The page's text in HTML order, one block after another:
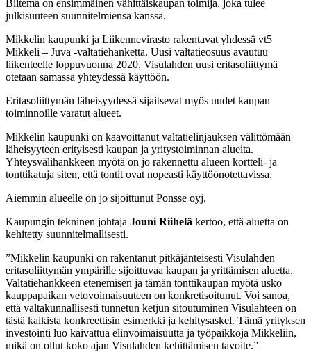
Biltema on ensimmäinen vähittäiskaupan toimija, joka tulee
julkisuuteen suunnitelmiensa kanssa.
Mikkelin kaupunki ja Liikennevirasto rakentavat yhdessä vt5
Mikkeli – Juva -valtatiehanketta. Uusi valtatieosuus avautuu
liikenteelle loppuvuonna 2020. Visulahden uusi eritasoliittymä
otetaan samassa yhteydessä käyttöön.
Eritasoliittymän läheisyydessä sijaitsevat myös uudet kaupan
toiminnoille varatut alueet.
Mikkelin kaupunki on kaavoittanut valtatielinjauksen välittömään
läheisyyteen erityisesti kaupan ja yritystoiminnan alueita.
Yhteysvälihankkeen myötä on jo rakennettu alueen kortteli- ja
tonttikatuja siten, että tontit ovat nopeasti käyttöönotettavissa.
Aiemmin alueelle on jo sijoittunut Ponsse oyj.
Kaupungin tekninen johtaja Jouni Riihelä kertoo, että aluetta on
kehitetty suunnitelmallisesti.
”Mikkelin kaupunki on rakentanut pitkäjänteisesti Visulahden
eritasoliittymän ympärille sijoittuvaa kaupan ja yrittämisen aluetta.
Valtatiehankkeen etenemisen ja tämän tonttikaupan myötä usko
kauppapaikan vetovoimaisuuteen on konkretisoitunut. Voi sanoa,
että valtakunnallisesti tunnetun ketjun sitoutuminen Visulahteen on
tästä kaikista konkreettisin esimerkki ja kehitysaskel. Tämä yrityksen
investointi luo kaivattua elinvoimaisuutta ja työpaikkoja Mikkeliin,
mikä on ollut koko ajan Visulahden kehittämisen tavoite.”